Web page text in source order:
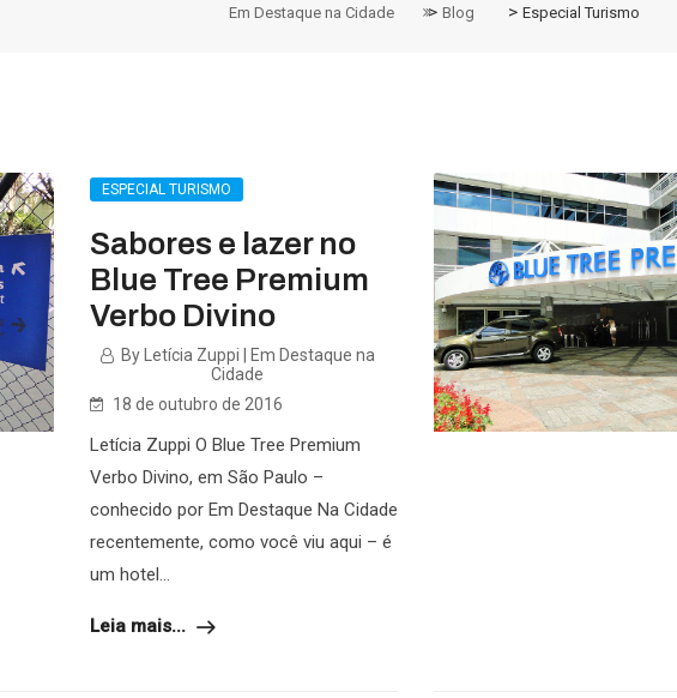
Em Destaque na Cidade > Blog > Especial Turismo
ESPECIAL TURISMO
Sabores e lazer no
Blue Tree Premium
Verbo Divino
By Letícia Zuppi | Em Destaque na
Cidade
18 de outubro de 2016
Letícia Zuppi O Blue Tree Premium
Verbo Divino, em São Paulo –
conhecido por Em Destaque Na Cidade
recentemente, como você viu aqui – é
um hotel...
Leia mais...